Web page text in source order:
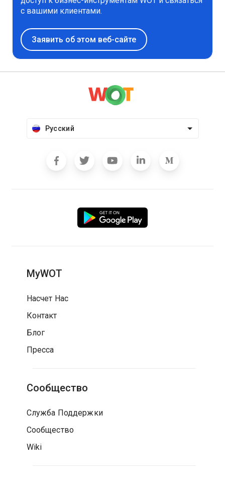
с вашими клиентами.
Заявить об этом веб-сайте
Русский
MyWOT
Насчет Нас
Контакт
Блог
Пресса
Сообщество
Служба Поддержки
Сообщество
Wiki